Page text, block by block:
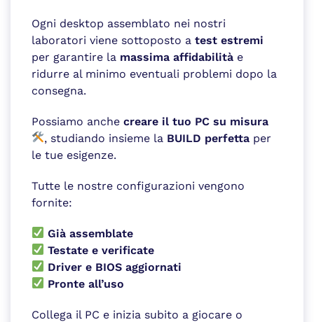
Ogni desktop assemblato nei nostri
laboratori viene sottoposto a test estremi
per garantire la massima affidabilità e
ridurre al minimo eventuali problemi dopo la
consegna.
Possiamo anche creare il tuo PC su misura
, studiando insieme la BUILD perfetta per
le tue esigenze.
Tutte le nostre configurazioni vengono
fornite:
Già assemblate
Testate e verificate
Driver e BIOS aggiornati
Pronte all’uso
Collega il PC e inizia subito a giocare o